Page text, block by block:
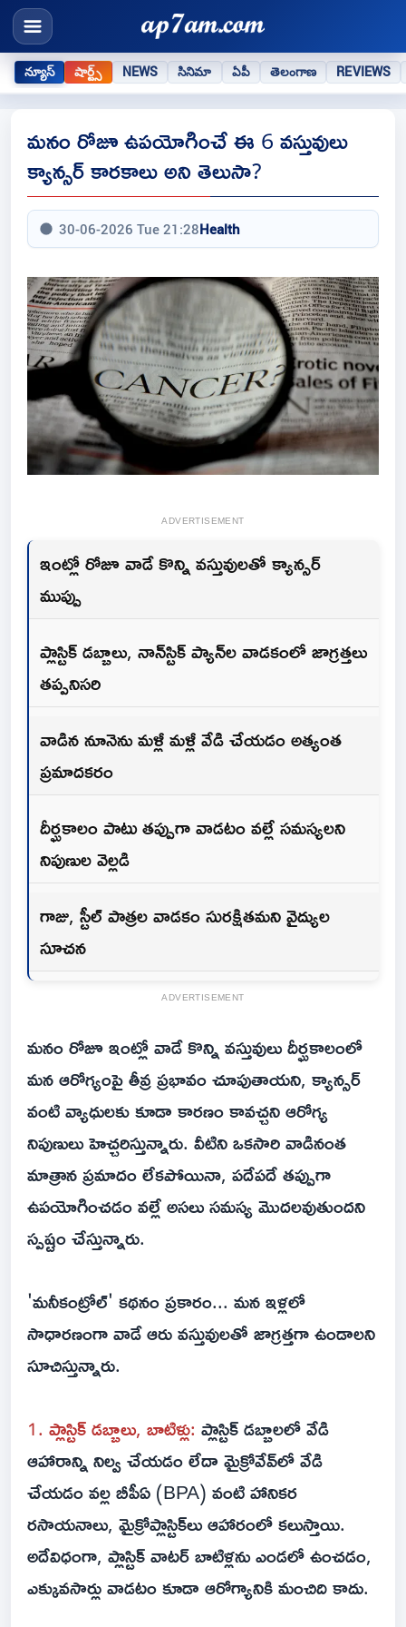
న్యూస్ షార్ట్స్ NEWS సినిమా ఏపీ తెలంగాణ REVIEWS
మనం రోజూ ఉపయోగించే ఈ 6 వస్తువులు
క్యాన్సర్ కారకాలు అని తెలుసా?
30-06-2026 Tue 21:28Health
ADVERTISEMENT
ఇంట్లో రోజూ వాడే కొన్ని వస్తువులతో క్యాన్సర్
ముప్పు
ప్లాస్టిక్ డబ్బాలు, నాన్‌స్టిక్ ప్యాన్‌ల వాడకంలో జాగ్రత్తలు
తప్పనిసరి
వాడిన నూనెను మళ్లీ మళ్లీ వేడి చేయడం అత్యంత
ప్రమాదకరం
దీర్ఘకాలం పాటు తప్పుగా వాడటం వల్లే సమస్యలని
నిపుణుల వెల్లడి
గాజు, స్టీల్ పాత్రల వాడకం సురక్షితమని వైద్యుల
సూచన
ADVERTISEMENT
మనం రోజూ ఇంట్లో వాడే కొన్ని వస్తువులు దీర్ఘకాలంలో
మన ఆరోగ్యంపై తీవ్ర ప్రభావం చూపుతాయని, క్యాన్సర్
వంటి వ్యాధులకు కూడా కారణం కావచ్చని ఆరోగ్య
నిపుణులు హెచ్చరిస్తున్నారు. వీటిని ఒకసారి వాడినంత
మాత్రాన ప్రమాదం లేకపోయినా, పదేపదే తప్పుగా
ఉపయోగించడం వల్లే అసలు సమస్య మొదలవుతుందని
స్పష్టం చేస్తున్నారు.
'మనీకంట్రోల్' కథనం ప్రకారం... మన ఇళ్లలో
సాధారణంగా వాడే ఆరు వస్తువులతో జాగ్రత్తగా ఉండాలని
సూచిస్తున్నారు.
1. ప్లాస్టిక్ డబ్బాలు, బాటిళ్లు: ప్లాస్టిక్ డబ్బాలలో వేడి
ఆహారాన్ని నిల్వ చేయడం లేదా మైక్రోవేవ్‌లో వేడి
చేయడం వల్ల బీపీఏ (BPA) వంటి హానికర
రసాయనాలు, మైక్రోప్లాస్టిక్‌లు ఆహారంలో కలుస్తాయి.
అదేవిధంగా, ప్లాస్టిక్ వాటర్ బాటిళ్లను ఎండలో ఉంచడం,
ఎక్కువసార్లు వాడటం కూడా ఆరోగ్యానికి మంచిది కాదు.